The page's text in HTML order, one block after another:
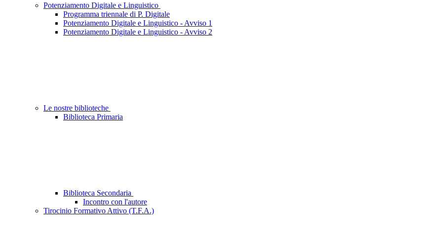
Potenziamento Digitale e Linguistico
Programma triennale di P. Digitale
Potenziamento Digitale e Linguistico - Avviso 1
Potenziamento Digitale e Linguistico - Avviso 2
Le nostre biblioteche
Biblioteca Primaria
Biblioteca Secondaria
Incontro con l'autore
Tirocinio Formativo Attivo (T.F.A.)